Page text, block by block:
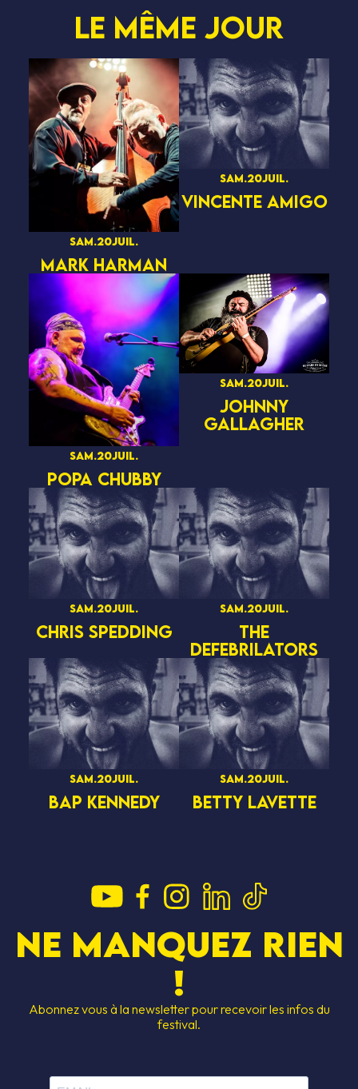
Le même jour
sam.20juil.
MARK HARMAN
sam.20juil.
VINCENTE AMIGO
sam.20juil.
POPA CHUBBY
sam.20juil.
JOHNNY
GALLAGHER
sam.20juil.
CHRIS SPEDDING
sam.20juil.
THE
DEFEBRILATORS
sam.20juil.
BAP KENNEDY
sam.20juil.
BETTY LAVETTE
Ne manquez rien
!
Abonnez vous à la newsletter pour recevoir les infos du
festival.